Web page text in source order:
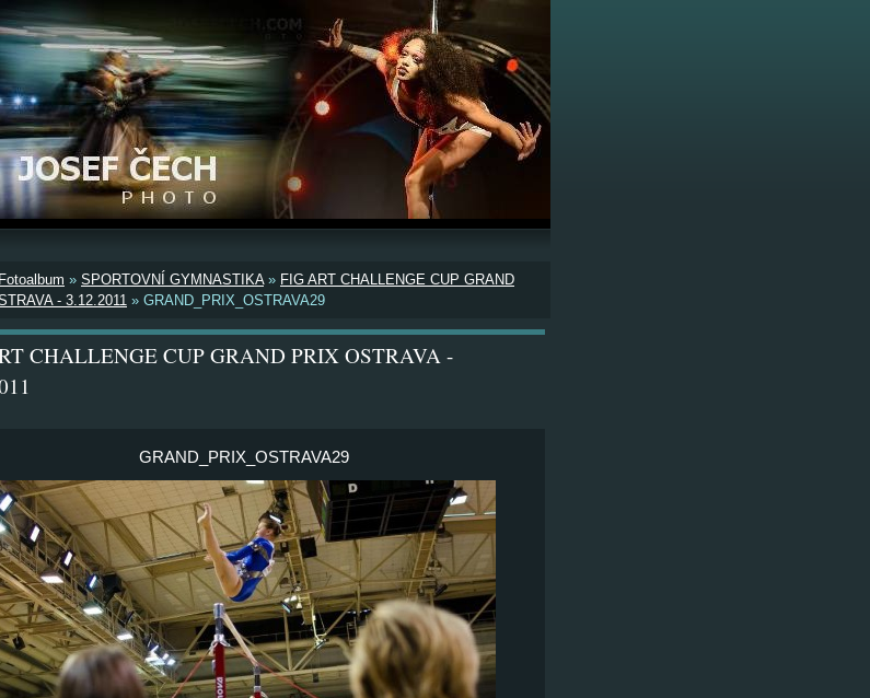
Fotoalbum » SPORTOVNÍ GYMNASTIKA» FIG ART CHALLENGE CUP GRAND
- 3.12.2011 » GRAND_PRIX_OSTRAVA29
CHALLENGE CUP GRAND PRIX OSTRAVA -
GRAND_PRIX_OSTRAVA29